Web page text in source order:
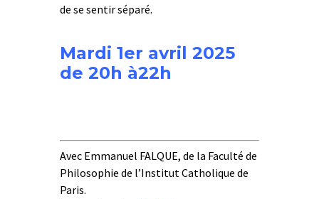
de se sentir séparé.
Mardi 1er avril 2025
de 20h à22h
Avec Emmanuel FALQUE, de la Faculté de
Philosophie de l’Institut Catholique de
Paris.